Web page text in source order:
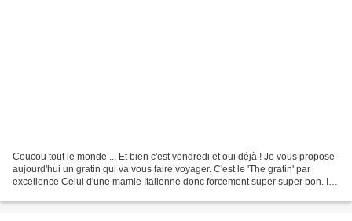
Coucou tout le monde ... Et bien c'est vendredi et oui déjà ! Je vous propose
aujourd'hui un gratin qui va vous faire voyager. C'est le 'The gratin' par
excellence Celui d'une mamie Italienne donc forcement super super bon. Il